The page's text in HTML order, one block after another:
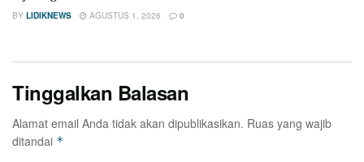
BY LIDIKNEWS AGUSTUS 1, 2026 0
Tinggalkan Balasan
Alamat email Anda tidak akan dipublikasikan. Ruas yang wajib
ditandai *